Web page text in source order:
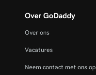
Over GoDaddy
Over ons
Vacatures
Neem contact met ons op